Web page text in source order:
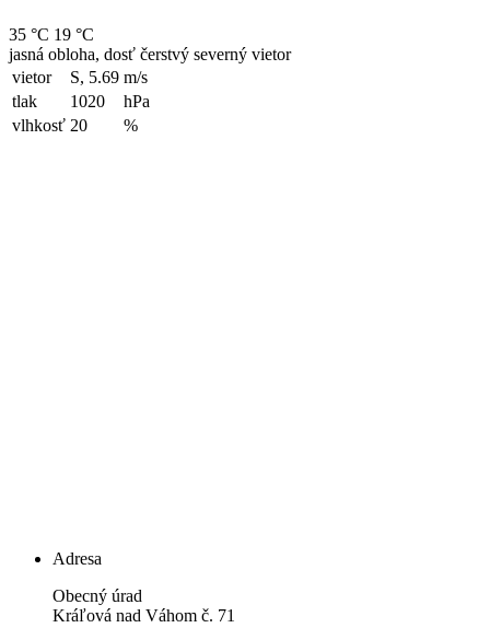
35 °C 19 °C
jasná obloha, dosť čerstvý severný vietor
vietor
S, 5.69 m/s
tlak
1020
hPa
vlhkosť 20 %
Adresa
Obecný úrad
Kráľová nad Váhom č. 71